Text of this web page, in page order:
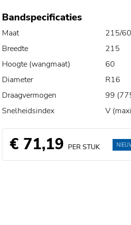
Bandspecificaties
Maat
215/
Breedte
215
Hoogte (wangmaat)
60
Diameter
R16
Draagvermogen
99
Snelheidsindex
V
€ 71,19 PER STUK